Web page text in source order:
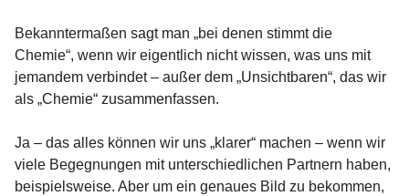
Bekanntermaßen sagt man „bei denen stimmt die
Chemie“, wenn wir eigentlich nicht wissen, was uns mit
jemandem verbindet – außer dem „Unsichtbaren“, das wir
als „Chemie“ zusammenfassen.
Ja – das alles können wir uns „klarer“ machen – wenn wir
viele Begegnungen mit unterschiedlichen Partnern haben,
beispielsweise. Aber um ein genaues Bild zu bekommen,